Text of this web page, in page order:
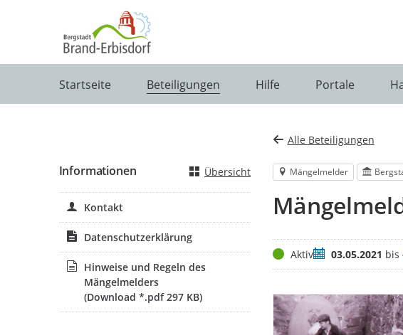
Startseite Beteiligungen Hilfe Portale
Alle Beteiligungen
Mängelmelder
StatusAktivZeitraum
03.05.2021 bis
Informationen Übersicht
Kontakt
Datenschutzerklärung
Hinweise und Regeln des
Mängelmelders
(Download *.pdf 297 KB)